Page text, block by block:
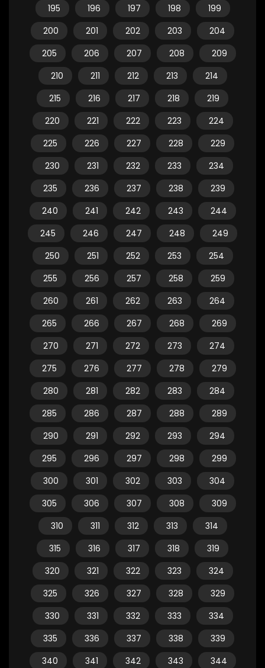
195
196 197 198
199
200
201 202 203
204
205
206 207 208
209
210
211 212 213
214
215
216 217 218
219
220
221 222 223
224
225
226 227 228
229
230
231 232 233
234
235
236 237 238
239
240
241 242 243
244
245
246 247 248
249
250
251 252 253
254
255
256 257 258
259
260
261 262 263
264
265
266 267 268
269
270
271 272 273
274
275
276 277 278
279
280
281 282 283
284
285
286 287 288
289
290
291 292 293
294
295
296 297 298
299
300
301 302 303
304
305
306 307 308
309
310
311 312 313
314
315
316 317 318
319
320
321 322 323
324
325
326 327 328
329
330
331 332 333
334
335
336 337 338
339
340
341 342 343
344